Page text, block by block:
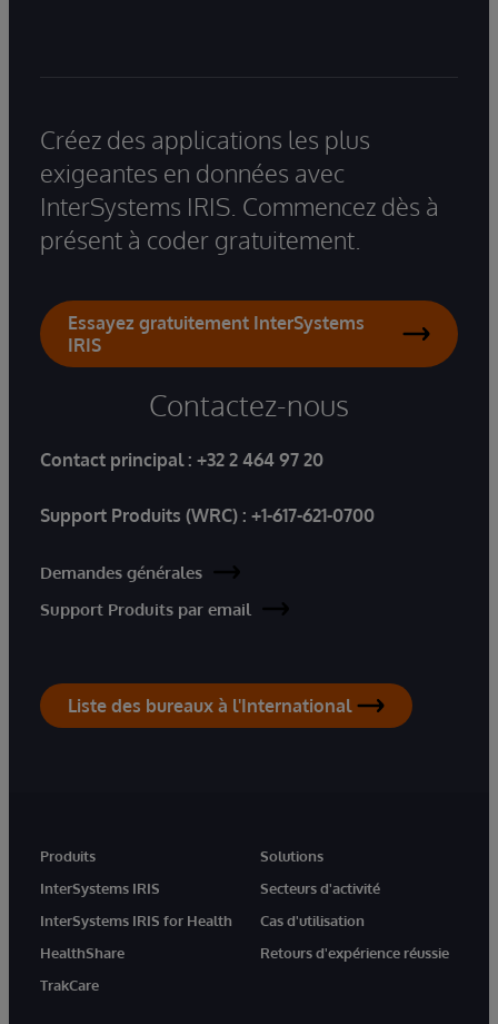
Créez des applications les plus
exigeantes en données avec
InterSystems IRIS. Commencez dès à
présent à coder gratuitement.
Essayez gratuitement InterSystems
IRIS
Contactez-nous
Contact principal : +32 2 464 97 20
Support Produits (WRC) : +1-617-621-0700
Demandes générales
Support Produits par email
Liste des bureaux à l'International
Produits
InterSystems IRIS
InterSystems IRIS for Health
HealthShare
TrakCare
Solutions
Secteurs d'activité
Cas d'utilisation
Retours d'expérience réussie